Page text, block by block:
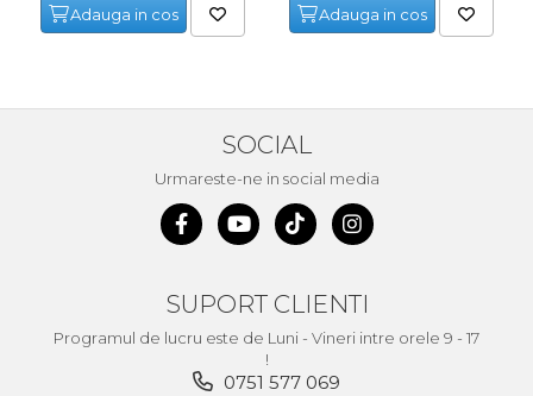
Lacate & Incuietori
Capsator Manual
Bormasina
Adauga in cos Adauga in cos
SOCIAL
Urmareste-ne in social media
SUPORT CLIENTI
Programul de lucru este de Luni - Vineri intre orele 9 - 17
!
0751 577 069